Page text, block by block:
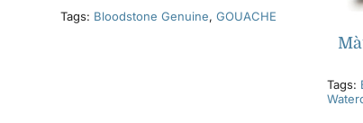
Tags: Bloodstone Genuine,GOUACHE
Tags: